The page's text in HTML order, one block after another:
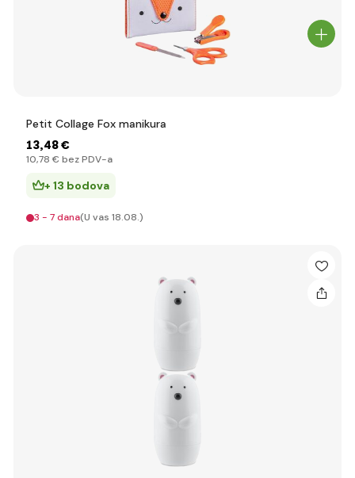
Petit Collage Fox manikura
13,48 €
10,78 € bez PDV-a
+ 13 bodova
3 - 7 dana(U vas 18.08.)